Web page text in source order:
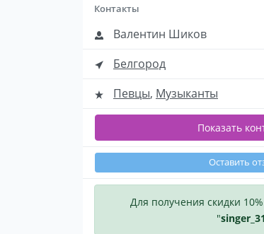
Контакты
Валентин Шиков
Белгород
Певцы, Музыканты
Показать
Оставить
Для получения скидки
"singer_31